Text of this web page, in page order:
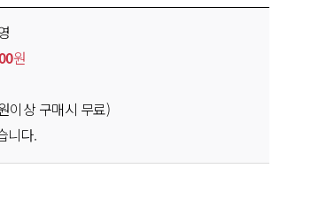
원
이상 구매시 무료)
니다.